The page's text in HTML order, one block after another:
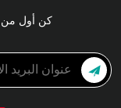
كن أول من